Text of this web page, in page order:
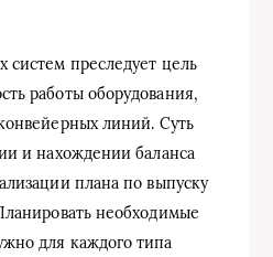
систем преследует цель
работы оборудования,
линий. Суть
и нахождении баланса
плана по выпуску
необходимые
для каждого типа